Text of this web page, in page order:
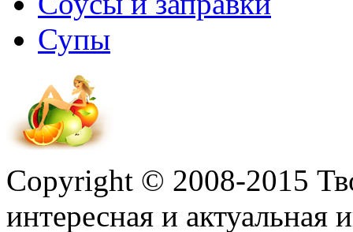
Супы
Copyright © 2008-2015
интересная и